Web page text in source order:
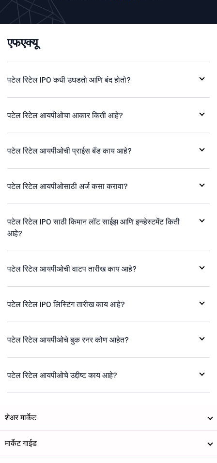
एफएक्यू
पटेल रिटेल IPO कधी उघडतो आणि बंद होतो?
पटेल रिटेल आयपीओचा आकार किती आहे?
पटेल रिटेल आयपीओची प्राईस बँड काय आहे?
पटेल रिटेल आयपीओसाठी अर्ज कसा करावा?
पटेल रिटेल IPO साठी किमान लॉट साईझ आणि इन्व्हेस्टमेंट किती
आहे?
पटेल रिटेल आयपीओची वाटप तारीख काय आहे?
पटेल रिटेल IPO लिस्टिंग तारीख काय आहे?
पटेल रिटेल आयपीओचे बुक रनर कोण आहेत?
पटेल रिटेल आयपीओचे उद्दीष्ट काय आहे?
शेअर मार्केट
मार्केट गाईड